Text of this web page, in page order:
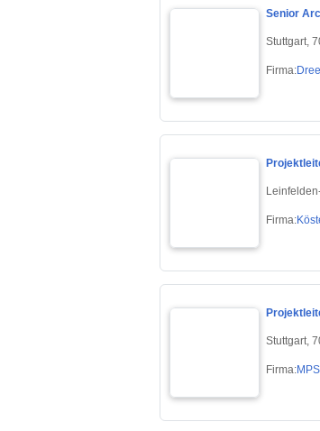
Senior
Stuttgart,
Firma:
Firma:
Stuttgart,
Firma: